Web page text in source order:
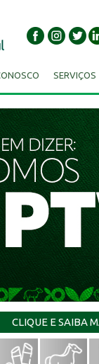
SERVIÇOS
CLIQUE E SAIBA